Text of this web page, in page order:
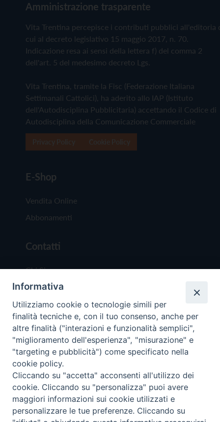
Amministrazione trasparente
Vita Trentina percepisce i contributi pubblici all'editoria
cui al decreto legislativo 15 maggio 2017, n. 70.
Indicazione resa ai sensi della lettera f) del comma 2
dell'art. 5 del medesimo decreto Lgs.
Vita Trentina, tramite la Fisc (Federazione Italiana
Settimanali Cattolici), ha aderito allo IAP (Istituto
dell'Autodisciplina Pubblicitaria) accettando il Codice di
Autodisciplina della Comunicazione Commerciale
E-Shop
Vendita Online
Abbonamenti
Contatti
Chi Siamo
Redazione
Scrivici
Copyright © 2019 - Tutti i diritti riservati - Vita
Trentina Editrice
Privacy Policy
Torna
Informativa
Utilizziamo cookie o tecnologie simili per
finalità tecniche e, con il tuo consenso, anche per
altre finalità ("interazioni e funzionalità semplici",
"miglioramento dell'esperienza", "misurazione" e
"targeting e pubblicità") come specificato nella
cookie policy.
Cliccando su "accetta" acconsenti all'utilizzo dei
cookie. Cliccando su "personalizza" puoi avere
maggiori informazioni sui cookie utilizzati e
personalizzare le tue preferenze. Cliccando su